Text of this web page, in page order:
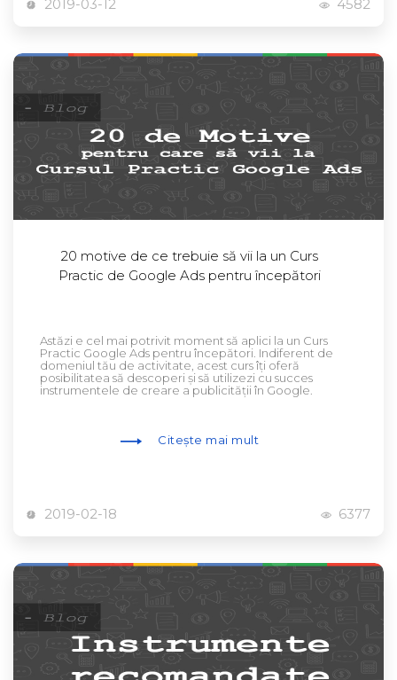
2019-03-12 4582
20 motive de ce trebuie să vii la un Curs
Practic de Google Ads pentru începători
Astăzi e cel mai potrivit moment să aplici la un Curs
Practic Google Ads pentru începători. Indiferent de
domeniul tău de activitate, acest curs îți oferă
posibilitatea să descoperi și să utilizezi cu succes
instrumentele de creare a publicității în Google.
Citește mai mult
2019-02-18 6377